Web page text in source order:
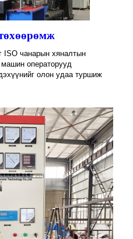
ISO чанарын хяналтын
операторууд
олон удаа туршиж